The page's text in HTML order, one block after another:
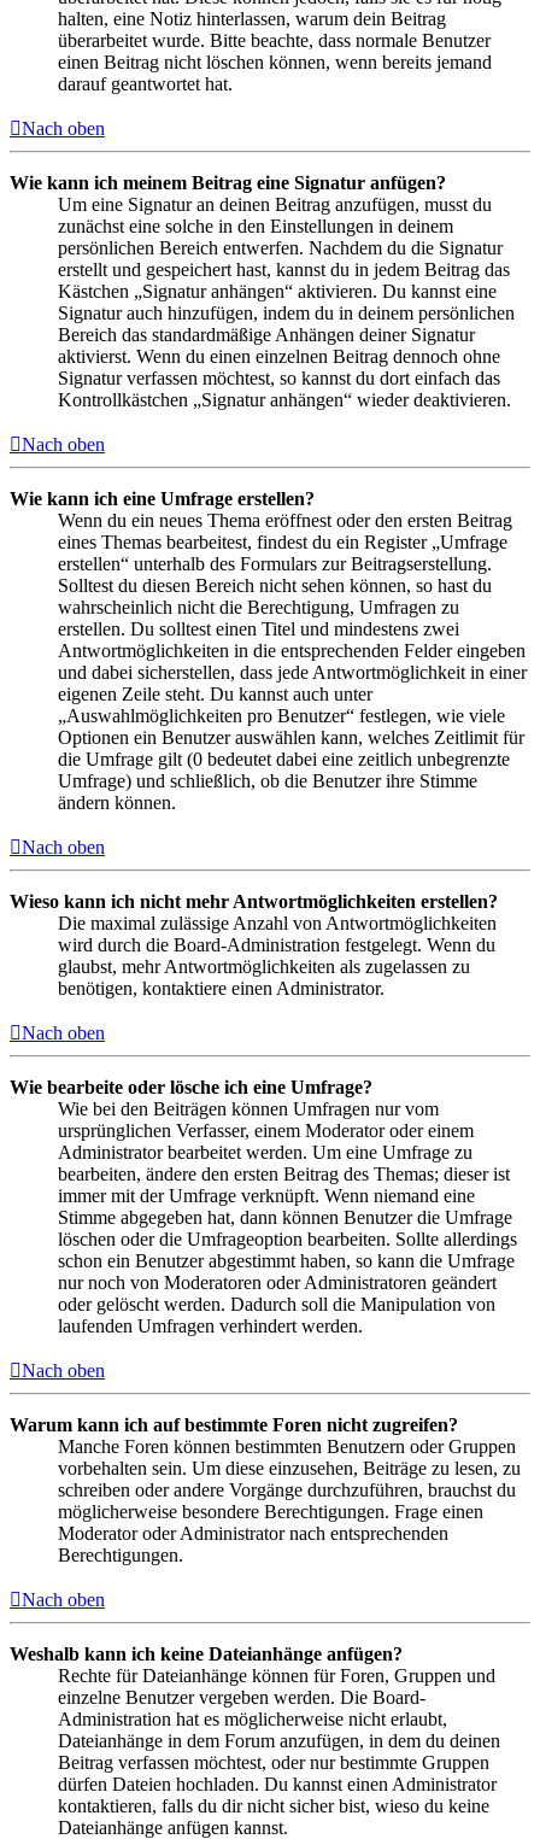
halten, eine Notiz hinterlassen, warum dein Beitrag
überarbeitet wurde. Bitte beachte, dass normale Benutzer
einen Beitrag nicht löschen können, wenn bereits jemand
darauf geantwortet hat.
Nach oben
Wie kann ich meinem Beitrag eine Signatur anfügen?
Um eine Signatur an deinen Beitrag anzufügen, musst du
zunächst eine solche in den Einstellungen in deinem
persönlichen Bereich entwerfen. Nachdem du die Signatur
erstellt und gespeichert hast, kannst du in jedem Beitrag das
Kästchen „Signatur anhängen“ aktivieren. Du kannst eine
Signatur auch hinzufügen, indem du in deinem persönlichen
Bereich das standardmäßige Anhängen deiner Signatur
aktivierst. Wenn du einen einzelnen Beitrag dennoch ohne
Signatur verfassen möchtest, so kannst du dort einfach das
Kontrollkästchen „Signatur anhängen“ wieder deaktivieren.
Nach oben
Wie kann ich eine Umfrage erstellen?
Wenn du ein neues Thema eröffnest oder den ersten Beitrag
eines Themas bearbeitest, findest du ein Register „Umfrage
erstellen“ unterhalb des Formulars zur Beitragserstellung.
Solltest du diesen Bereich nicht sehen können, so hast du
wahrscheinlich nicht die Berechtigung, Umfragen zu
erstellen. Du solltest einen Titel und mindestens zwei
Antwortmöglichkeiten in die entsprechenden Felder eingeben
und dabei sicherstellen, dass jede Antwortmöglichkeit in einer
eigenen Zeile steht. Du kannst auch unter
„Auswahlmöglichkeiten pro Benutzer“ festlegen, wie viele
Optionen ein Benutzer auswählen kann, welches Zeitlimit für
die Umfrage gilt (0 bedeutet dabei eine zeitlich unbegrenzte
Umfrage) und schließlich, ob die Benutzer ihre Stimme
ändern können.
Nach oben
Wieso kann ich nicht mehr Antwortmöglichkeiten erstellen?
Die maximal zulässige Anzahl von Antwortmöglichkeiten
wird durch die Board-Administration festgelegt. Wenn du
glaubst, mehr Antwortmöglichkeiten als zugelassen zu
benötigen, kontaktiere einen Administrator.
Nach oben
Wie bearbeite oder lösche ich eine Umfrage?
Wie bei den Beiträgen können Umfragen nur vom
ursprünglichen Verfasser, einem Moderator oder einem
Administrator bearbeitet werden. Um eine Umfrage zu
bearbeiten, ändere den ersten Beitrag des Themas; dieser ist
immer mit der Umfrage verknüpft. Wenn niemand eine
Stimme abgegeben hat, dann können Benutzer die Umfrage
löschen oder die Umfrageoption bearbeiten. Sollte allerdings
schon ein Benutzer abgestimmt haben, so kann die Umfrage
nur noch von Moderatoren oder Administratoren geändert
oder gelöscht werden. Dadurch soll die Manipulation von
laufenden Umfragen verhindert werden.
Nach oben
Warum kann ich auf bestimmte Foren nicht zugreifen?
Manche Foren können bestimmten Benutzern oder Gruppen
vorbehalten sein. Um diese einzusehen, Beiträge zu lesen, zu
schreiben oder andere Vorgänge durchzuführen, brauchst du
möglicherweise besondere Berechtigungen. Frage einen
Moderator oder Administrator nach entsprechenden
Berechtigungen.
Nach oben
Weshalb kann ich keine Dateianhänge anfügen?
Rechte für Dateianhänge können für Foren, Gruppen und
einzelne Benutzer vergeben werden. Die Board-
Administration hat es möglicherweise nicht erlaubt,
Dateianhänge in dem Forum anzufügen, in dem du deinen
Beitrag verfassen möchtest, oder nur bestimmte Gruppen
dürfen Dateien hochladen. Du kannst einen Administrator
kontaktieren, falls du dir nicht sicher bist, wieso du keine
Dateianhänge anfügen kannst.